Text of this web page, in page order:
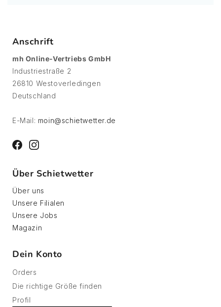
Anschrift
mh Online-Vertriebs GmbH
Industriestraße 2
26810 Westoverledingen
Deutschland
E-Mail: moin@schietwetter.de
FacebookInstagram
Über Schietwetter
Über uns
Unsere Filialen
Unsere Jobs
Magazin
Dein Konto
Orders
Die richtige Größe finden
Profil